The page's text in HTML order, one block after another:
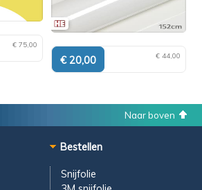
€ 75,00
€ 44,00
Naar boven
Bestellen
Snijfolie